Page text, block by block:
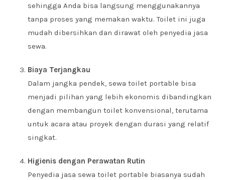
sehingga Anda bisa langsung menggunakannya
tanpa proses yang memakan waktu. Toilet ini juga
mudah dibersihkan dan dirawat oleh penyedia jasa
sewa.
Biaya Terjangkau
Dalam jangka pendek, sewa toilet portable bisa
menjadi pilihan yang lebih ekonomis dibandingkan
dengan membangun toilet konvensional, terutama
untuk acara atau proyek dengan durasi yang relatif
singkat.
Higienis dengan Perawatan Rutin
Penyedia jasa sewa toilet portable biasanya sudah